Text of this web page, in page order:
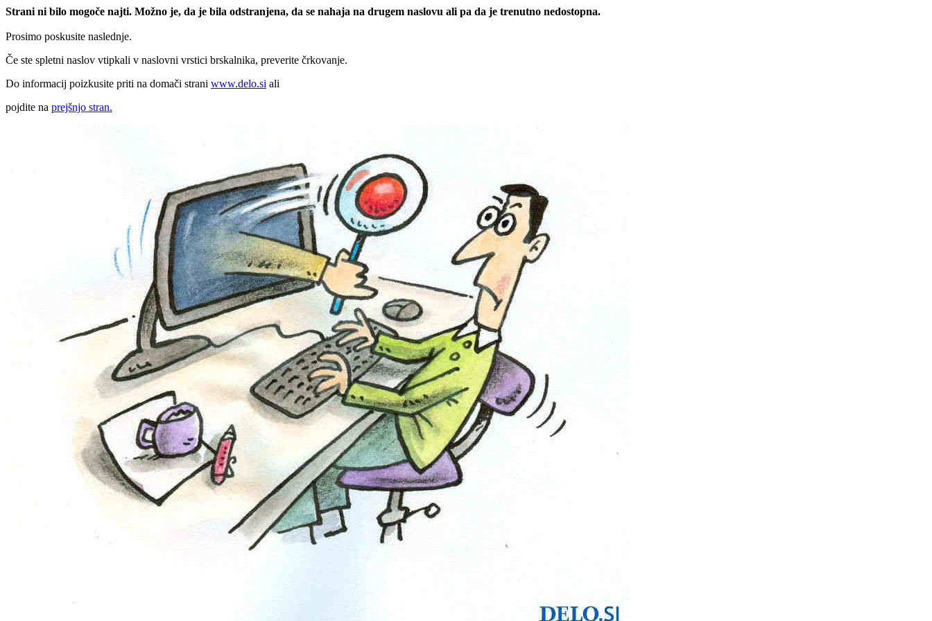
Strani ni bilo mogoče najti. Možno je, da je bila odstranjena, da se nahaja na drugem naslovu ali pa da je trenutno nedostopna.
Prosimo poskusite naslednje.
Če ste spletni naslov vtipkali v naslovni vrstici brskalnika, preverite črkovanje.
Do informacij poizkusite priti na domači strani www.delo.si ali
pojdite na prejšnjo stran.